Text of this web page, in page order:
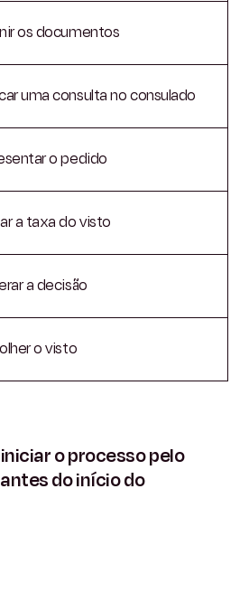
os documentos
uma consulta no consulado
o pedido
a taxa do visto
a decisão
o visto
iniciar o processo pelo
do início do